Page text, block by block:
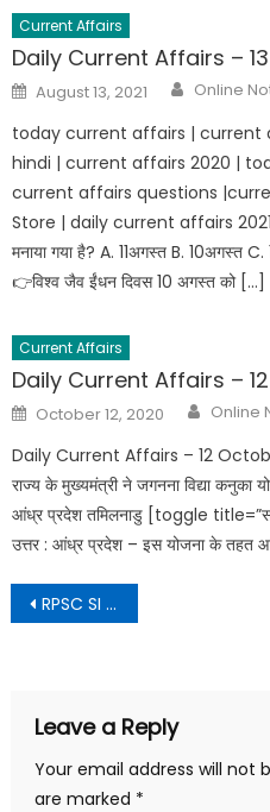
Current Affairs
Daily Current Affairs –
August 13, 2021 Online
today current affairs | current
hindi | current affairs 2020 |
current affairs questions
Store | daily current affairs 2021
मनाया गया है? A. 11अगस्त B. 10अगस्त
👉विश्व जैव ईंधन दिवस 10 अगस्त को […]
Current Affairs
Daily Current Affairs –
October 12, 2020 Online
Daily Current Affairs – 12
राज्य के मुख्यमंत्री ने जगनना विद्या कनुका
आंध्र प्रदेश तमिलनाडु [toggle
उत्तर : आंध्र प्रदेश – इस योजना के तहत
RPSC SI Result 2021
Leave a Reply
Your email address will not
are marked *